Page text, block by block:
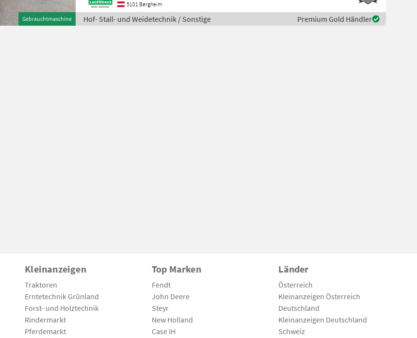
Gebrauchtmaschine
5101 Bergheim
Hof- Stall- und Weidetechnik / Sonstige Premium Gold Händler
Kleinanzeigen
Traktoren
Erntetechnik Grünland
Forst- und Holztechnik
Rindermarkt
Pferdemarkt
Top Marken
Fendt
John Deere
Steyr
New Holland
Case IH
Länder
Österreich
Kleinanzeigen Österreich
Deutschland
Kleinanzeigen Deutschland
Schweiz